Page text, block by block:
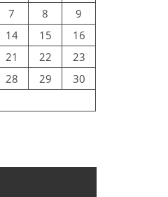
7 8
9
14 15
16
21 22
23
28 29
30